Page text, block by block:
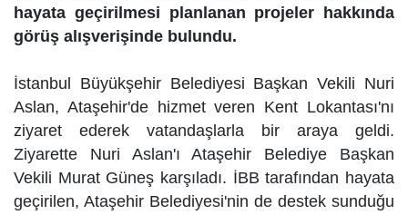
hayata geçirilmesi planlanan projeler hakkında
görüş alışverişinde bulundu.
İstanbul Büyükşehir Belediyesi Başkan Vekili Nuri
Aslan, Ataşehir'de hizmet veren Kent Lokantası'nı
ziyaret ederek vatandaşlarla bir araya geldi.
Ziyarette Nuri Aslan'ı Ataşehir Belediye Başkan
Vekili Murat Güneş karşıladı. İBB tarafından hayata
geçirilen, Ataşehir Belediyesi'nin de destek sunduğu